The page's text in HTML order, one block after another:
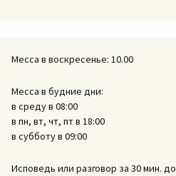
Месса в воскресенье: 10.00
Месса в будние дни:
в среду в 08:00
в пн, вт, чт, пт в 18:00
в субботу в 09:00
Исповедь или разговор за 30 мин. до